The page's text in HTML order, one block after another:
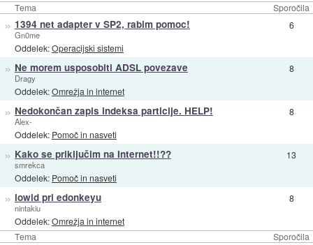
Tema Sporočila
Tema Sporočila
» 1394 net adapter v SP2, rabim pomoc!
Gn0me
Oddelek:Operacijski sistemi
6
» Ne morem usposobiti ADSL povezave
Dragy
Oddelek:Omrežja in internet
8
» Nedokončan zapis indeksa particije. HELP!
Alex-
Oddelek: Pomoč in nasveti
8
» Kako se priključim na Internet!!??
smrekca
Oddelek: Pomoč in nasveti
13
» lowid pri edonkeyu
nintakiu
Oddelek:Omrežja in internet
8